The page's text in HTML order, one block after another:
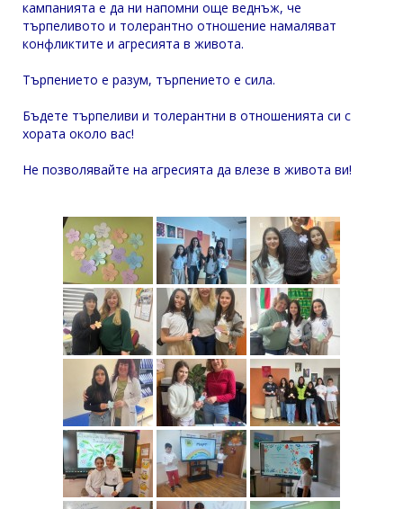
кампанията е да ни напомни още веднъж, че
търпеливото и толерантно отношение намаляват
конфликтите и агресията в живота.
Търпението е разум, търпението е сила.
Бъдете търпеливи и толерантни в отношенията си с
хората около вас!
Не позволявайте на агресията да влезе в живота ви!